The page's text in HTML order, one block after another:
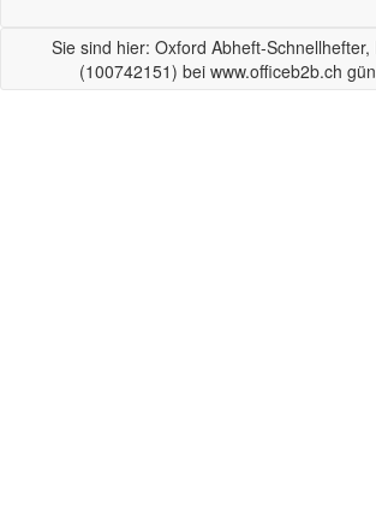
Sie sind hier: Oxford Abheft-Schnellhefter,
(100742151) bei www.officeb2b.ch